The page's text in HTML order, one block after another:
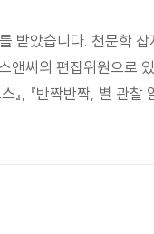
받았습니다. 천문학
씨의 편집위원으로 있
』, 『반짝반짝, 별 관찰